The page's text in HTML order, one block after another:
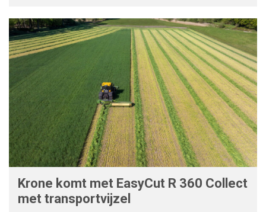
Krone komt met EasyCut R 360 Collect
met transportvijzel